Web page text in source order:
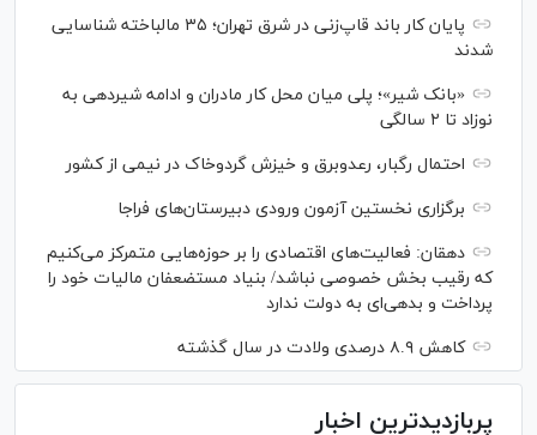
پایان کار باند قاپ‌زنی در شرق تهران؛ ۳۵ مالباخته شناسایی
شدند
«بانک شیر»؛ پلی میان محل کار مادران و ادامه شیردهی به
نوزاد تا ۲ سالگی
احتمال رگبار، رعدوبرق و خیزش گردوخاک در نیمی از کشور
برگزاری نخستین آزمون ورودی دبیرستان‌های فراجا
دهقان: فعالیت‌های اقتصادی را بر حوزه‌هایی متمرکز می‌کنیم
که رقیب بخش خصوصی نباشد/ بنیاد مستضعفان مالیات خود را
پرداخت و بدهی‌ای به دولت ندارد
کاهش ۸.۹ درصدی ولادت در سال گذشته
پربازدیدترین اخبار